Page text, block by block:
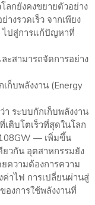
กยังคงขยายตัวอย่าง
งรวดเร็ว จากเพียง
ไปสู่การแก้ปัญหาที่
ะสามารถจัดการอย่าง
ก็บพลังงาน (Energy
า ระบบกักเก็บพลังงาน
ติบโตเร็วที่สุดในโลก
— เพิ่มขึ้น
วกัน อุตสาหกรรมยัง
ความต้องการความ
าไฟ การเปลี่ยนผ่านสู่
องการใช้พลังงานที่